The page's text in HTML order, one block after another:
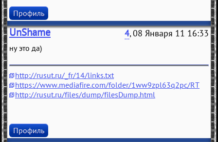
Профиль
UnShame 4, 08 Января 11 16:33
ну это да)
http://rusut.ru/_fr/14/links.txt
https://www.mediafire.com/folder/1ww9zpl63q2pc/RT
http://rusut.ru/files/dump/filesDump.html
Профиль